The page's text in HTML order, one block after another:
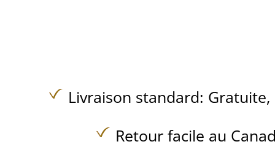
Livraison standard: Gratuite,
Retour facile au